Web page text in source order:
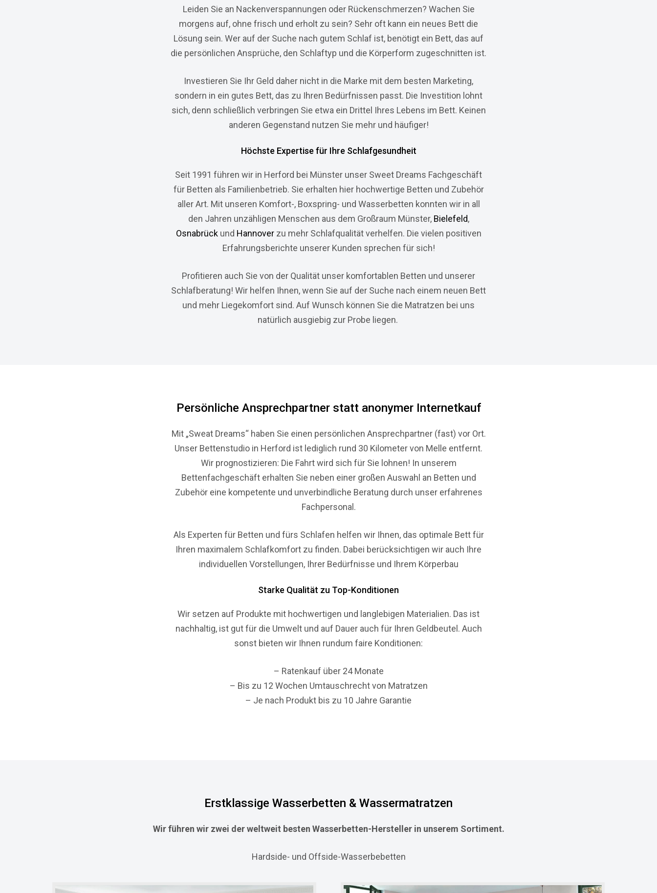
Leiden Sie an Nackenverspannungen oder Rückenschmerzen? Wachen Sie
morgens auf, ohne frisch und erholt zu sein? Sehr oft kann ein neues Bett die
Lösung sein. Wer auf der Suche nach gutem Schlaf ist, benötigt ein Bett, das auf
die persönlichen Ansprüche, den Schlaftyp und die Körperform zugeschnitten ist.
Investieren Sie Ihr Geld daher nicht in die Marke mit dem besten Marketing,
sondern in ein gutes Bett, das zu Ihren Bedürfnissen passt. Die Investition lohnt
sich, denn schließlich verbringen Sie etwa ein Drittel Ihres Lebens im Bett. Keinen
anderen Gegenstand nutzen Sie mehr und häufiger!
Höchste Expertise für Ihre Schlafgesundheit
Seit 1991 führen wir in Herford bei Münster unser Sweet Dreams Fachgeschäft
für Betten als Familienbetrieb. Sie erhalten hier hochwertige Betten und Zubehör
aller Art. Mit unseren Komfort-, Boxspring- und Wasserbetten konnten wir in all
den Jahren unzähligen Menschen aus dem Großraum Münster, Bielefeld,
Osnabrückund Hannoverzu mehr Schlafqualität verhelfen. Die vielen positiven
Erfahrungsberichte unserer Kunden sprechen für sich!
Profitieren auch Sie von der Qualität unser komfortablen Betten und unserer
Schlafberatung! Wir helfen Ihnen, wenn Sie auf der Suche nach einem neuen Bett
und mehr Liegekomfort sind. Auf Wunsch können Sie die Matratzen bei uns
natürlich ausgiebig zur Probe liegen.
Persönliche Ansprechpartner statt anonymer Internetkauf
Mit „Sweat Dreams“ haben Sie einen persönlichen Ansprechpartner (fast) vor Ort.
Unser Bettenstudio in Herford ist lediglich rund 30 Kilometer von Melle entfernt.
Wir prognostizieren: Die Fahrt wird sich für Sie lohnen! In unserem
Bettenfachgeschäft erhalten Sie neben einer großen Auswahl an Betten und
Zubehör eine kompetente und unverbindliche Beratung durch unser erfahrenes
Fachpersonal.
Als Experten für Betten und fürs Schlafen helfen wir Ihnen, das optimale Bett für
Ihren maximalem Schlafkomfort zu finden. Dabei berücksichtigen wir auch Ihre
individuellen Vorstellungen, Ihrer Bedürfnisse und Ihrem Körperbau
Starke Qualität zu Top-Konditionen
Wir setzen auf Produkte mit hochwertigen und langlebigen Materialien. Das ist
nachhaltig, ist gut für die Umwelt und auf Dauer auch für Ihren Geldbeutel. Auch
sonst bieten wir Ihnen rundum faire Konditionen:
– Ratenkauf über 24 Monate
– Bis zu 12 Wochen Umtauschrecht von Matratzen
– Je nach Produkt bis zu 10 Jahre Garantie
Erstklassige Wasserbetten & Wassermatratzen
Wir führen wir zwei der weltweit besten Wasserbetten-Hersteller in unserem Sortiment.
Hardside- und Offside-Wasserbebetten